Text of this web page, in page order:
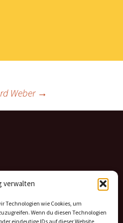
verwalten
Technologien wie Cookies, um
Wenn du diesen Technologien
eindeutige IDs auf dieser Website
Weber →